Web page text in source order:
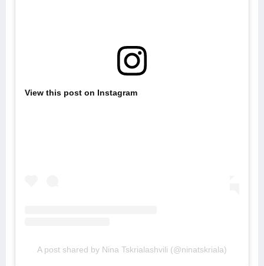
View this post on Instagram
A post shared by Nina Tskrialashvili (@ninatskriala)